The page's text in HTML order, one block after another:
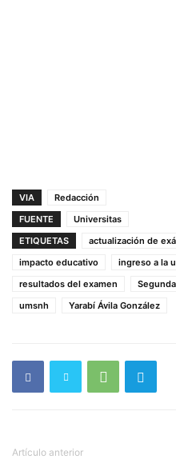
VIA
Redacción
FUENTE
Universitas
ETIQUETAS
actualización de
impacto educativo
ingreso a la
resultados del examen
umsnh
Yarabí Ávila González
Artículo anterior